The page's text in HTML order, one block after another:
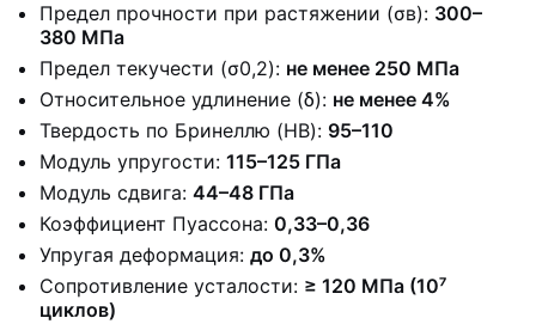
Предел прочности при растяжении (σв): 300–
380 МПа
Предел текучести (σ0,2): не менее 250 МПа
Относительное удлинение (δ): не менее 4%
Твердость по Бринеллю (HB): 95–110
Модуль упругости: 115–125 ГПа
Модуль сдвига: 44–48 ГПа
Коэффициент Пуассона: 0,33–0,36
Упругая деформация: до 0,3%
Сопротивление усталости: ≥ 120 МПа (10⁷
циклов)